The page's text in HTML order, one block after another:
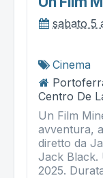
sabato 5
Cinema
Centro De
Un Film
avventura,
diretto da
Jack Black.
2025.